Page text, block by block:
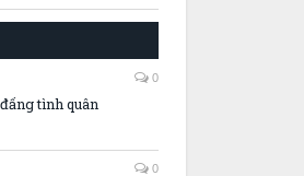
0
tình quân
0